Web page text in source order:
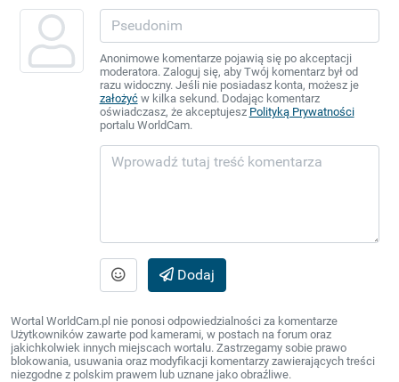
Anonimowe komentarze pojawią się po akceptacji
moderatora. Zaloguj się, aby Twój komentarz był od
razu widoczny. Jeśli nie posiadasz konta, możesz je
założyćw kilka sekund. Dodając komentarz
oświadczasz, że akceptujesz Polityką Prywatności
portalu WorldCam.
Dodaj
Wortal WorldCam.pl nie ponosi odpowiedzialności za komentarze
Użytkowników zawarte pod kamerami, w postach na forum oraz
jakichkolwiek innych miejscach wortalu. Zastrzegamy sobie prawo
blokowania, usuwania oraz modyfikacji komentarzy zawierających treści
niezgodne z polskim prawem lub uznane jako obraźliwe.